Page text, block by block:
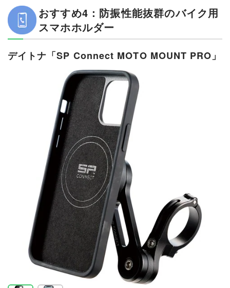
おすすめ4：防振性能抜群のバイク用
スマホホルダー
デイトナ「SP Connect MOTO MOUNT PRO」